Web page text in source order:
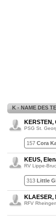
K - NAME DES
PSG St.
157 Cora
KEUS,
RV Lippe-
313 Little
KLAESER,
RFV